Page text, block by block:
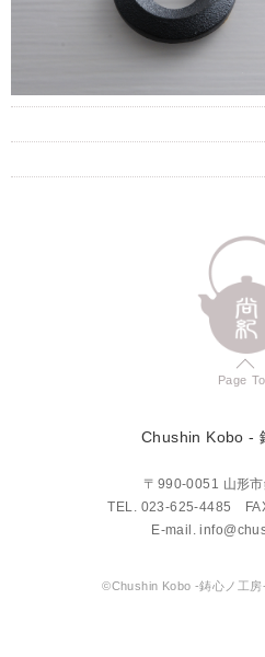
Page
Chushin Kobo -
〒990-0051 山形
TEL. 023-625-4485
E-mail.
©Chushin Kobo -鋳心ノ工